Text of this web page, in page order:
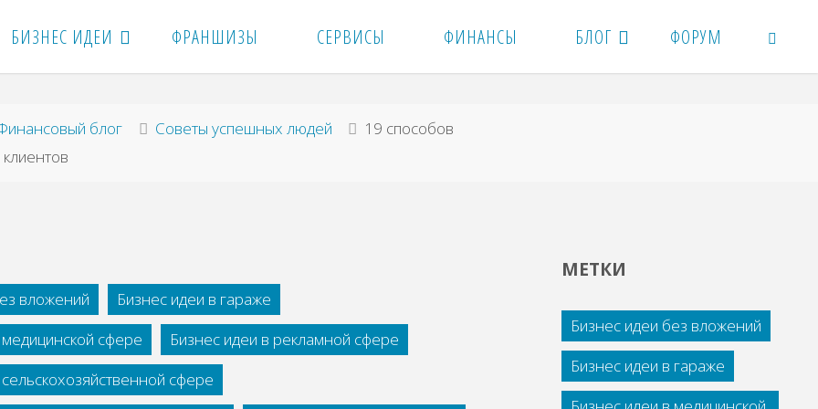
БИЗНЕС ИДЕИ ФРАНШИЗЫ СЕРВИСЫ ФИНАНСЫ БЛОГ ФОРУМ
блог Советы успешных людей
19 способов
клиентов
вложений
Бизнес идеи в гараже
сфере
Бизнес идеи в рекламной сфере
сфере
МЕТКИ
Бизнес идеи без вложений
Бизнес идеи в гараже